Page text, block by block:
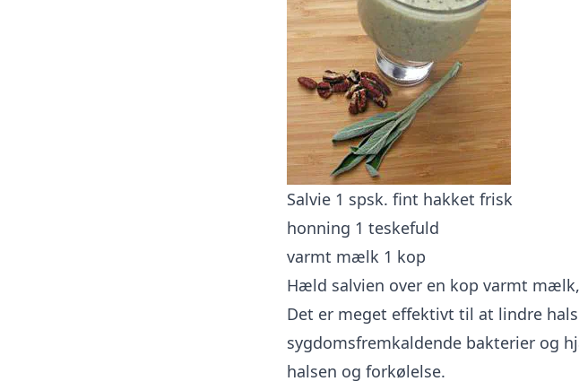
Salvie 1 spsk. fint hakket frisk
honning 1 teskefuld
varmt mælk 1 kop
Hæld salvien over en kop varmt
Det er meget effektivt til at lindre
sygdomsfremkaldende bakterier og
halsen og forkølelse.